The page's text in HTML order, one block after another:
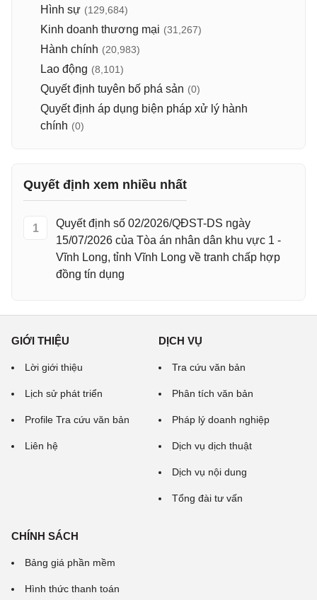
Hình sự (129,684)
Kinh doanh thương mại (31,267)
Hành chính (20,983)
Lao động (8,101)
Quyết định tuyên bố phá sản (0)
Quyết định áp dụng biện pháp xử lý hành
chính (0)
Quyết định xem nhiều nhất
1
Quyết định số 02/2026/QĐST-DS ngày
15/07/2026 của Tòa án nhân dân khu vực 1 -
Vĩnh Long, tỉnh Vĩnh Long về tranh chấp hợp
đồng tín dụng
GIỚI THIỆU
Lời giới thiệu
Lịch sử phát triển
Profile Tra cứu văn bản
Liên hệ
DỊCH VỤ
Tra cứu văn bản
Phân tích văn bản
Pháp lý doanh nghiệp
Dịch vụ dịch thuật
Dịch vụ nội dung
Tổng đài tư vấn
CHÍNH SÁCH
Bảng giá phần mềm
Hình thức thanh toán